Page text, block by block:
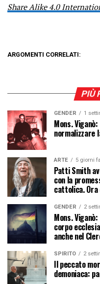
Share Alike 4.0
ARGOMENTI CORRELATI:
PIÙ
GENDER 1
Mons.
normalizzare
ARTE 5 giorni fa
Patti Smith
con la
cattolica. Ora
GENDER 2
Mons.
corpo
anche nel
SPIRITO 2
Il peccato
demoniaca: